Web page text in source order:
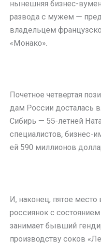
нынешняя бизнес-
развода с мужем —
владельцем
«Монако».
Почетное четвертая
дам России досталась
Сибирь — 55-летней
специалистов, бизнес-
ей 590 миллионов
И, наконец, пятое место
россиянок с
занимает бывший
производству соков